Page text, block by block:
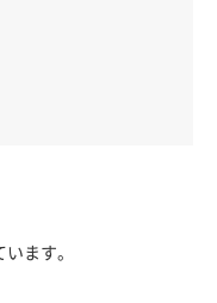
ます。